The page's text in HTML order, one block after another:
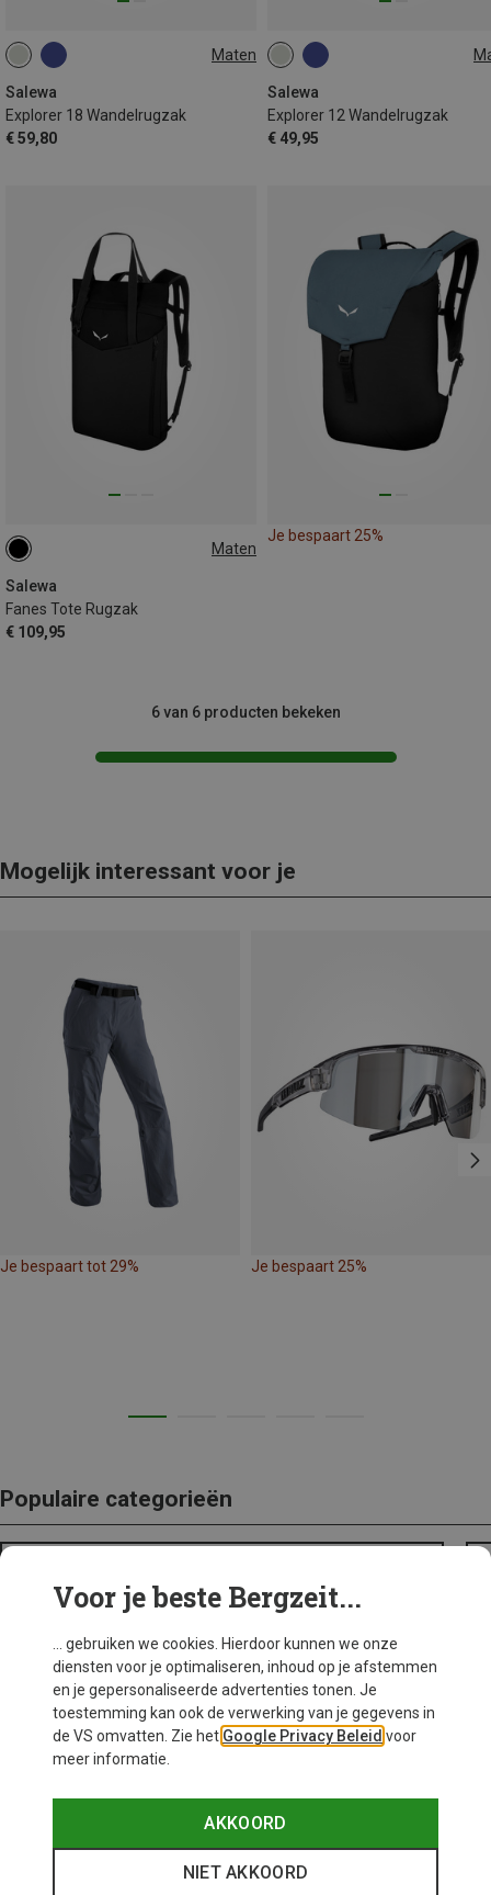
Maten
Salewa
Explorer 18 Wandelrugzak
€ 59,80
18L
Salewa
Explorer 12 Wandelrugzak
€ 49,95
12L
Maten
Salewa
Fanes Tote Rugzak
€ 109,95
20L
Je bespaart 25%
6 van 6 producten bekeken
Mogelijk interessant voor je
Je bespaart tot 29% Je bespaart 25%
Populaire categorieën
Voor je beste Bergzeit...
... gebruiken we cookies. Hierdoor kunnen we onze
diensten voor je optimaliseren, inhoud op je afstemmen
en je gepersonaliseerde advertenties tonen. Je
toestemming kan ook de verwerking van je gegevens in
de VS omvatten. Zie het Google Privacy Beleid voor
meer informatie.
AKKOORD
NIET AKKOORD